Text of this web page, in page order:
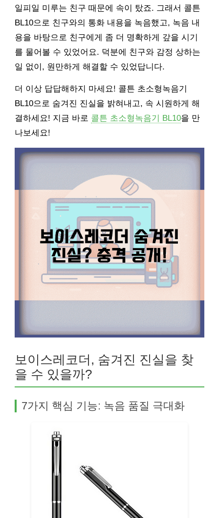
일피일 미루는 친구 때문에 속이 탔죠. 그래서 콜튼
BL10으로 친구와의 통화 내용을 녹음했고, 녹음 내
용을 바탕으로 친구에게 좀 더 명확하게 갚을 시기
를 물어볼 수 있었어요. 덕분에 친구와 감정 상하는
일 없이, 원만하게 해결할 수 있었답니다.
더 이상 답답해하지 마세요! 콜튼 초소형녹음기
BL10으로 숨겨진 진실을 밝혀내고, 속 시원하게 해
결하세요! 지금 바로 콜튼 초소형녹음기 BL10을 만
나보세요!
보이스레코더, 숨겨진 진실을 찾
을 수 있을까?
7가지 핵심 기능: 녹음 품질 극대화